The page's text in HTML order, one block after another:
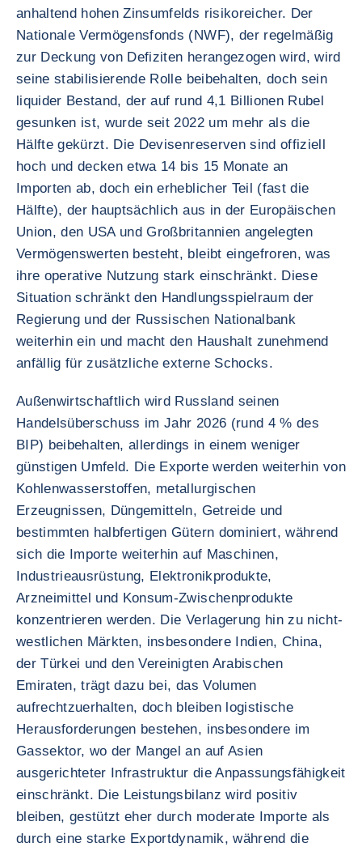
anhaltend hohen Zinsumfelds risikoreicher. Der
Nationale Vermögensfonds (NWF), der regelmäßig
zur Deckung von Defiziten herangezogen wird, wird
seine stabilisierende Rolle beibehalten, doch sein
liquider Bestand, der auf rund 4,1 Billionen Rubel
gesunken ist, wurde seit 2022 um mehr als die
Hälfte gekürzt. Die Devisenreserven sind offiziell
hoch und decken etwa 14 bis 15 Monate an
Importen ab, doch ein erheblicher Teil (fast die
Hälfte), der hauptsächlich aus in der Europäischen
Union, den USA und Großbritannien angelegten
Vermögenswerten besteht, bleibt eingefroren, was
ihre operative Nutzung stark einschränkt. Diese
Situation schränkt den Handlungsspielraum der
Regierung und der Russischen Nationalbank
weiterhin ein und macht den Haushalt zunehmend
anfällig für zusätzliche externe Schocks.
Außenwirtschaftlich wird Russland seinen
Handelsüberschuss im Jahr 2026 (rund 4 % des
BIP) beibehalten, allerdings in einem weniger
günstigen Umfeld. Die Exporte werden weiterhin von
Kohlenwasserstoffen, metallurgischen
Erzeugnissen, Düngemitteln, Getreide und
bestimmten halbfertigen Gütern dominiert, während
sich die Importe weiterhin auf Maschinen,
Industrieausrüstung, Elektronikprodukte,
Arzneimittel und Konsum-Zwischenprodukte
konzentrieren werden. Die Verlagerung hin zu nicht-
westlichen Märkten, insbesondere Indien, China,
der Türkei und den Vereinigten Arabischen
Emiraten, trägt dazu bei, das Volumen
aufrechtzuerhalten, doch bleiben logistische
Herausforderungen bestehen, insbesondere im
Gassektor, wo der Mangel an auf Asien
ausgerichteter Infrastruktur die Anpassungsfähigkeit
einschränkt. Die Leistungsbilanz wird positiv
bleiben, gestützt eher durch moderate Importe als
durch eine starke Exportdynamik, während die